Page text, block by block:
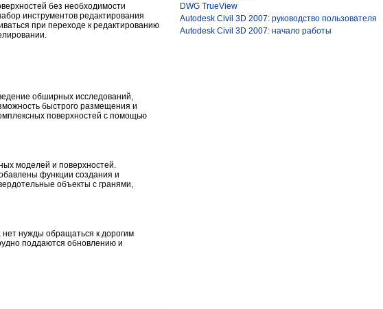
без необходимости
инструментов редактирования
при переходе к редактированию
обширных исследований,
быстрого размещения и
поверхностей с помощью
моделей и поверхностей.
функции создания и
объекты с гранями,
нет нужды обращаться к дорогим
поддаются обновлению и
DWG TrueView
Autodesk Civil 3D 2007: руководство пользователя
Autodesk Civil 3D 2007: начало работы